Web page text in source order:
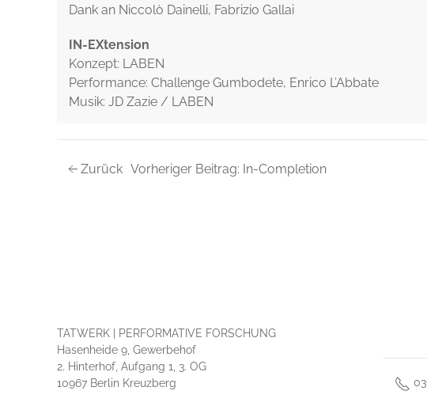
Dank an Niccolò Dainelli, Fabrizio Gallai
IN-EXtension
Konzept: LABEN
Performance: Challenge Gumbodete, Enrico L’Abbate
Musik: JD Zazie / LABEN
Zurück Vorheriger Beitrag: In-Completion
TATWERK | PERFORMATIVE FORSCHUNG
Hasenheide 9, Gewerbehof
2. Hinterhof, Aufgang 1, 3. OG
10967 Berlin Kreuzberg